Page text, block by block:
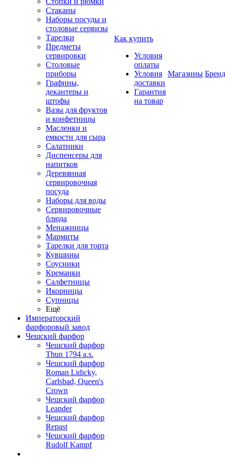
Стаканы
Наборы посуды и
столовые сервизы
Тарелки
Предметы
сервировки
Столовые
приборы
Графины,
декантеры и
штофы
Вазы для фруктов
и конфетницы
Масленки и
емкости для сыра
Салатники
Диспенсеры для
напитков
Деревянная
сервировочная
посуда
Наборы для воды
Сервировочные
блюда
Менажницы
Мармиты
Тарелки для торта
Кувшины
Соусники
Креманки
Салфетницы
Икорницы
Супницы
Ещё
Императорский
фарфоровый завод
Чешский фарфор
Чешский фарфор
Thun 1794 a.s.
Чешский фарфор
Roman Lidicky,
Carlsbad, Queen's
Crown
Чешский фарфор
Leander
Чешский фарфор
Repast
Чешский фарфор
Rudolf Kampf
Как купить
Условия
оплаты
Условия
доставки
Гарантия
на товар
Магазины